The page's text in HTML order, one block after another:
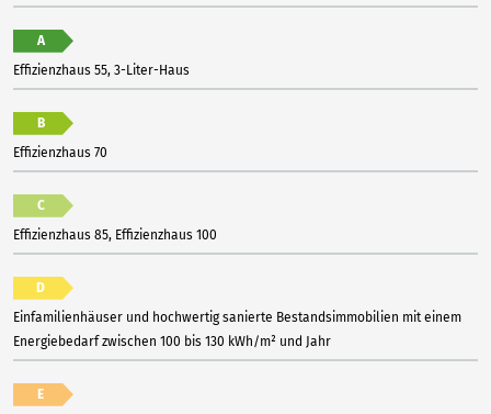
A
Effizienzhaus 55, 3-Liter-Haus
B
Effizienzhaus 70
C
Effizienzhaus 85, Effizienzhaus 100
D
Einfamilienhäuser und hochwertig sanierte Bestandsimmobilien mit einem
Energiebedarf zwischen 100 bis 130 kWh/m² und Jahr
E